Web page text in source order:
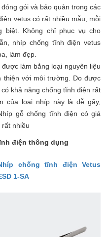
gói và bảo quản trong các
vetus có rất nhiều mẫu, mỗi
biệt. Không chỉ phục vụ cho
nhíp chống tĩnh điện vetus
làm đẹp.
được làm bằng loại nguyên liệu
thiện với môi trường. Do được
khả năng chống tĩnh điện rất
của loại nhíp này là dễ gãy,
gỗ chống tĩnh điện có giá
nhiều
điện thông dụng
chống tĩnh điện Vetus
1-SA